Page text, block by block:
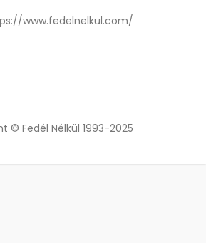
www.fedelnelkul.com/
© Fedél Nélkül 1993-2025